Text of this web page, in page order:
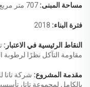
مساحة المبنى: 707 متر مربع
فترة البناء: 2018
النقاط الرئيسية في الاعتبار:
مقاومة التآكل نظرًا لرطوبة
مقدمة المشروع: شركة